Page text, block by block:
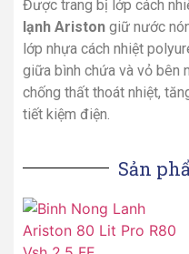
Được trang bị lớp cách
lạnh Ariston giữ nước
lớp nhựa cách nhiệt
giữa bình chứa và vỏ bên
chống thất thoát nhiệt,
tiết kiệm điện.
Sản